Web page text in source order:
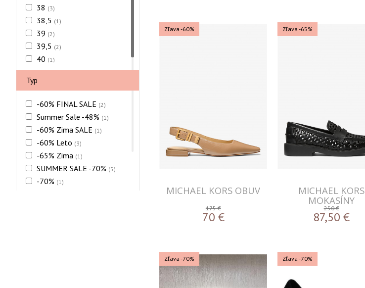
38 (3)
38,5 (1)
39 (2)
39,5 (2)
40 (1)
Typ
-60% FINAL SALE (2)
Summer Sale -48% (1)
-60% Zima SALE (1)
-60% Leto (3)
-65% Zima (1)
SUMMER SALE -70% (5)
-70% (1)
Zľava -60%
MICHAEL KORS OBUV
175 €
70 €
Zľava -65%
MICHAEL KORS
MOKASÍNY
250 €
87,50 €
Zľava -70% Zľava -70%